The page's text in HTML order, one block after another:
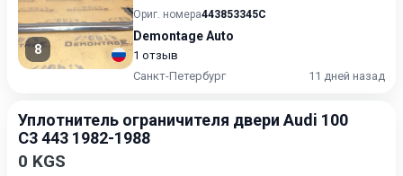
8
скоба.\n\nПрименяется: Audi...
Ориг. номера443853345C
Demontage Auto
1 отзыв
Санкт-Петербург
11 дней назад
Уплотнитель ограничителя двери Audi 100
C3 443 1982-1988
0 KGS